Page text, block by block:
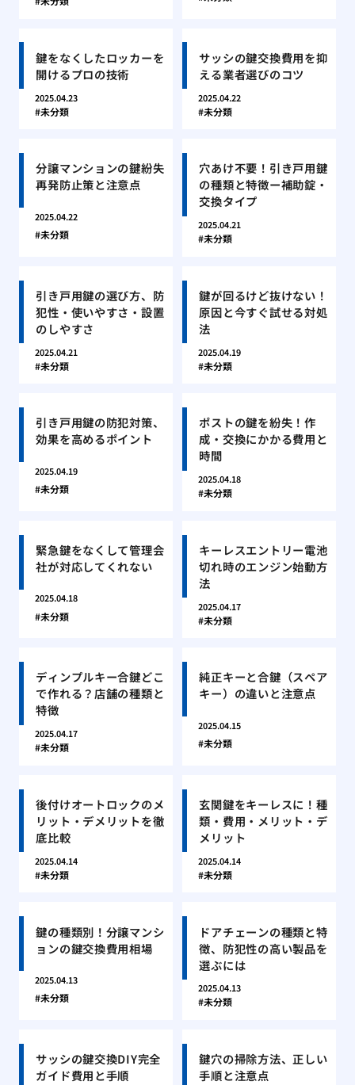
鍵をなくしたロッカーを
開けるプロの技術
2025.04.23
未分類
サッシの鍵交換費用を抑
える業者選びのコツ
2025.04.22
未分類
分譲マンションの鍵紛失
再発防止策と注意点
2025.04.22
未分類
穴あけ不要！引き戸用鍵
の種類と特徴ー補助錠・
交換タイプ
2025.04.21
未分類
引き戸用鍵の選び方、防
犯性・使いやすさ・設置
のしやすさ
2025.04.21
未分類
鍵が回るけど抜けない！
原因と今すぐ試せる対処
法
2025.04.19
未分類
引き戸用鍵の防犯対策、
効果を高めるポイント
2025.04.19
未分類
ポストの鍵を紛失！作
成・交換にかかる費用と
時間
2025.04.18
未分類
緊急鍵をなくして管理会
社が対応してくれない
2025.04.18
未分類
キーレスエントリー電池
切れ時のエンジン始動方
法
2025.04.17
未分類
ディンプルキー合鍵どこ
で作れる？店舗の種類と
特徴
2025.04.17
未分類
純正キーと合鍵（スペア
キー）の違いと注意点
2025.04.15
未分類
後付けオートロックのメ
リット・デメリットを徹
底比較
2025.04.14
未分類
玄関鍵をキーレスに！種
類・費用・メリット・デ
メリット
2025.04.14
未分類
鍵の種類別！分譲マンシ
ョンの鍵交換費用相場
2025.04.13
未分類
ドアチェーンの種類と特
徴、防犯性の高い製品を
選ぶには
2025.04.13
未分類
サッシの鍵交換DIY完全
ガイド費用と手順
鍵穴の掃除方法、正しい
手順と注意点